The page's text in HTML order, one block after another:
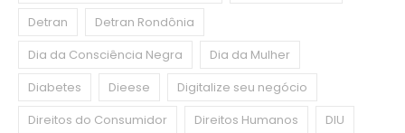
Detran
Detran Rondônia
Dia da Consciência Negra
Dia da Mulher
Diabetes
Dieese
Digitalize seu negócio
Direitos do Consumidor
Direitos Humanos
DIU